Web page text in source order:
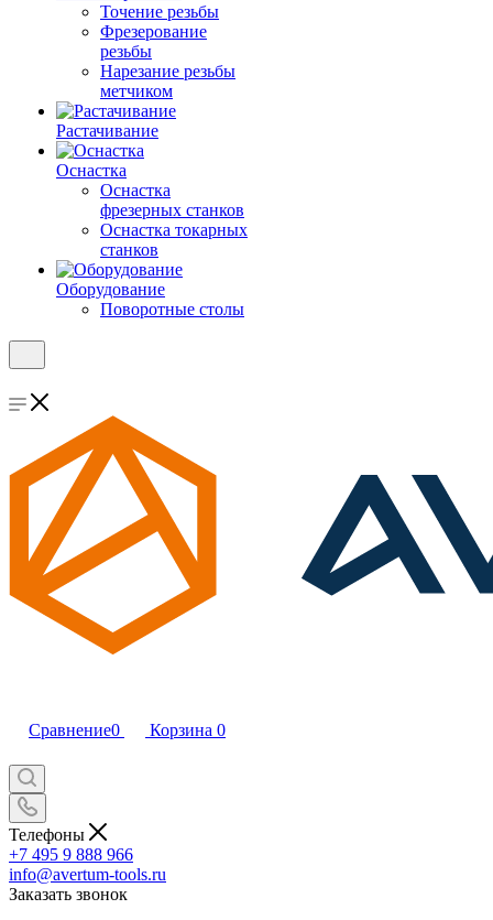
Точение резьбы
Фрезерование
резьбы
Нарезание резьбы
метчиком
Растачивание
Оснастка
Оснастка
фрезерных станков
Оснастка токарных
станков
Оборудование
Поворотные столы
Сравнение0 Корзина 0
Телефоны
+7 495 9 888 966
info@avertum-tools.ru
Заказать звонок